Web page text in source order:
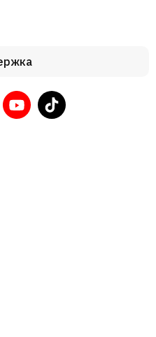
AxeSay,
почтовой доставкой и